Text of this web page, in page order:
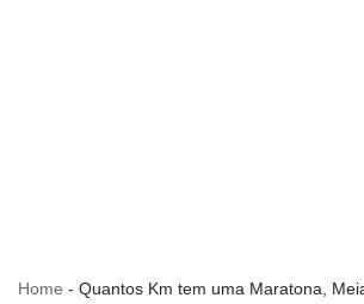
Home - Quantos Km tem uma Maratona,